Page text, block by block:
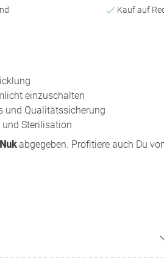
Kauf auf
einzuschalten
und Qualitätssicherung
Sterilisation
Nukabgegeben. Profitiere auch Du